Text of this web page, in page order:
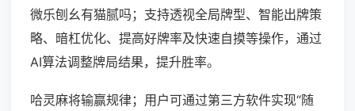
微乐刨幺有猫腻吗；支持透视全局牌型、智能出牌策
略、暗杠优化、提高好牌率及快速自摸等操作，通过
AI算法调整牌局结果，提升胜率。
哈灵麻将输赢规律；用户可通过第三方软件实现“随